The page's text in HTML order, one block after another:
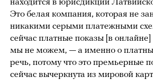
находится в юрисдикции
Это белая компания, которая не
никакими серыми платежными
сейчас платные показы [в онлайне]
мы не можем, — а именно о
речь, потому что это премьерные
сейчас вычеркнута из мировой